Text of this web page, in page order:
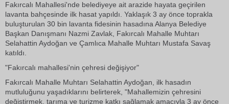
Fakırcalı Mahallesi'nde belediyeye ait arazide hayata geçirilen
lavanta bahçesinde ilk hasat yapıldı. Yaklaşık 3 ay önce toprakla
buluşturulan 30 bin lavanta fidesinin hasadına Alanya Belediye
Başkan Danışmanı Nazmi Zavlak, Fakırcalı Mahalle Muhtarı
Selahattin Aydoğan ve Çamlıca Mahalle Muhtarı Mustafa Savaş
katıldı.
"Fakırcalı mahallesi'nin çehresi değişiyor"
Fakırcalı Mahalle Muhtarı Selahattin Aydoğan, ilk hasadın
mutluluğunu yaşadıklarını belirterek, "Mahallemizin çehresini
değiştirmek, tarıma ve turizme katkı sağlamak amacıyla 3 ay önce